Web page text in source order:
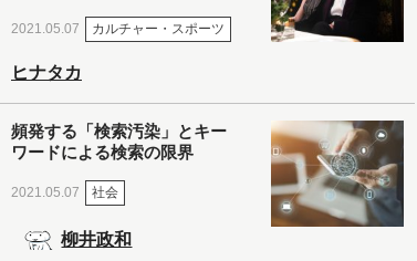
2021.05.07 カルチャー・スポーツ
ヒナタカ
頻発する「検索汚染」とキー
ワードによる検索の限界
2021.05.07 社会
柳井政和